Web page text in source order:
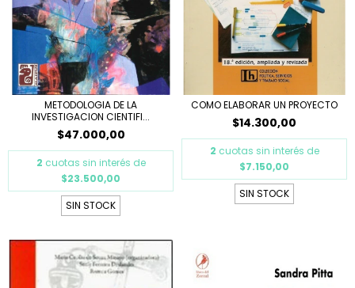
METODOLOGIA DE LA
INVESTIGACION CIENTIFI...
$47.000,00
2 cuotas sin interés de
$23.500,00
SIN STOCK
COMO ELABORAR UN PROYECTO
$14.300,00
2 cuotas sin interés de
$7.150,00
SIN STOCK